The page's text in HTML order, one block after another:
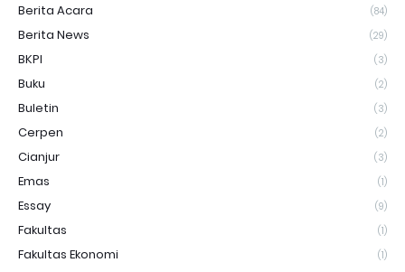
Berita Acara (84)
Berita News (29)
BKPI (3)
Buku (2)
Buletin (3)
Cerpen (2)
Cianjur (3)
Emas (1)
Essay (9)
Fakultas (1)
Fakultas Ekonomi (1)